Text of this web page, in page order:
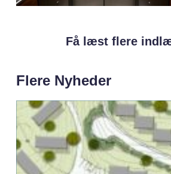
Få læst flere
Flere Nyheder